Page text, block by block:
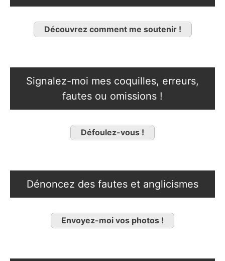
Découvrez comment me soutenir !
Signalez-moi mes coquilles, erreurs,
fautes ou omissions !
Défoulez-vous !
Dénoncez des fautes et anglicismes
Envoyez-moi vos photos !